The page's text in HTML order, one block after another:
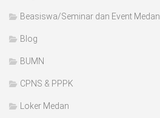
Beasiswa/Seminar dan Event Medan
Blog
BUMN
CPNS & PPPK
Loker Medan